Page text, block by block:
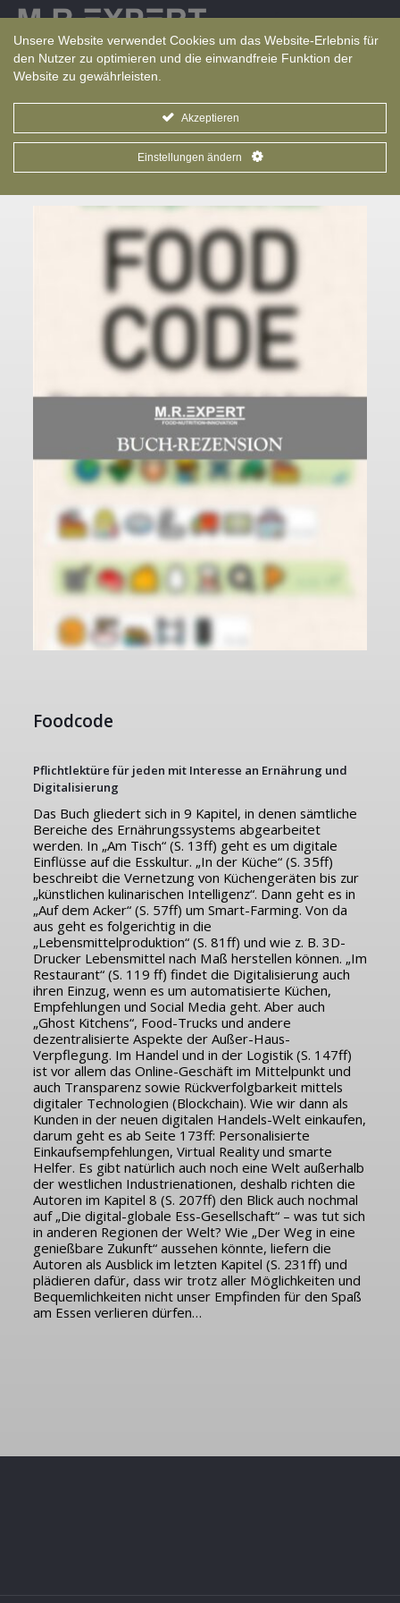
Foodcode
Pflichtlektüre für jeden mit Interesse an Ernährung und
Digitalisierung
Das Buch gliedert sich in 9 Kapitel, in denen sämtliche
Bereiche des Ernährungssystems abgearbeitet
werden. In „Am Tisch“ (S. 13ff) geht es um digitale
Einflüsse auf die Esskultur. „In der Küche“ (S. 35ff)
beschreibt die Vernetzung von Küchengeräten bis zur
„künstlichen kulinarischen Intelligenz“. Dann geht es in
„Auf dem Acker“ (S. 57ff) um Smart-Farming. Von da
aus geht es folgerichtig in die
„Lebensmittelproduktion“ (S. 81ff) und wie z. B. 3D-
Drucker Lebensmittel nach Maß herstellen können. „Im
Restaurant“ (S. 119 ff) findet die Digitalisierung auch
ihren Einzug, wenn es um automatisierte Küchen,
Empfehlungen und Social Media geht. Aber auch
„Ghost Kitchens“, Food-Trucks und andere
dezentralisierte Aspekte der Außer-Haus-
Verpflegung. Im Handel und in der Logistik (S. 147ff)
ist vor allem das Online-Geschäft im Mittelpunkt und
auch Transparenz sowie Rückverfolgbarkeit mittels
digitaler Technologien (Blockchain). Wie wir dann als
Kunden in der neuen digitalen Handels-Welt einkaufen,
darum geht es ab Seite 173ff: Personalisierte
Einkaufsempfehlungen, Virtual Reality und smarte
Helfer. Es gibt natürlich auch noch eine Welt außerhalb
der westlichen Industrienationen, deshalb richten die
Autoren im Kapitel 8 (S. 207ff) den Blick auch nochmal
auf „Die digital-globale Ess-Gesellschaft“ – was tut sich
in anderen Regionen der Welt? Wie „Der Weg in eine
genießbare Zukunft“ aussehen könnte, liefern die
Autoren als Ausblick im letzten Kapitel (S. 231ff) und
plädieren dafür, dass wir trotz aller Möglichkeiten und
Bequemlichkeiten nicht unser Empfinden für den Spaß
am Essen verlieren dürfen…
Unsere Website verwendet Cookies um das Website-Erlebnis für
den Nutzer zu optimieren und die einwandfreie Funktion der
Website zu gewährleisten.
Akzeptieren
Einstellungen ändern